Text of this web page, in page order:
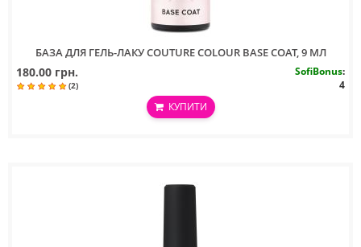
БАЗА ДЛЯ ГЕЛЬ-ЛАКУ COUTURE COLOUR BASE COAT, 9 МЛ
180.00 грн.
(2)
SofiBonus:
4
КУПИТИ